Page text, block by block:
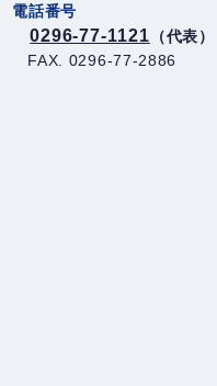
電話番号
0296-77-1121 （代表）
FAX. 0296-77-2886